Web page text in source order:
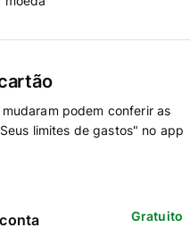
podem conferir as
limites de gastos" no app
Gratuito